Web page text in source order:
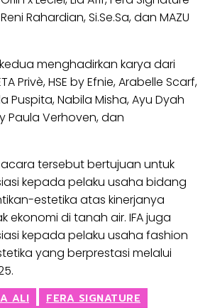
Rahardian, Si.Se.Sa, dan MAZU
menghadirkan karya dari
Privè, HSE by Efnie, Arabelle Scarf,
Puspita, Nabila Misha, Ayu Dyah
Paula Verhoven, dan
tersebut bertujuan untuk
kepada pelaku usaha bidang
estetika atas kinerjanya
ekonomi di tanah air. IFA juga
kepada pelaku usaha fashion
yang berprestasi melalui
ALI
FERA SIGNATURE